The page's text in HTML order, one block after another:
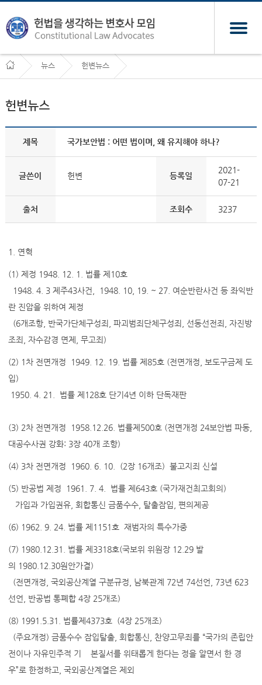
뉴스 헌변뉴스
헌변뉴스
제목 국가보안법 : 어떤 법이며, 왜 유지해야 하나?
글쓴이 헌변 등록일
2021-
07-21
출처 조회수 3237
1. 연혁
(1) 제정 1948. 12. 1. 법률 제10호
1948. 4. 3 제주43사건, 1948. 10, 19. ~ 27. 여순반란사건 등 좌익반
란 진압을 위하여 제정
(6개조항, 반국가단체구성죄, 파괴범죄단체구성죄, 선동선전죄, 자진방
조죄, 자수감경 면제, 무고죄)
(2) 1차 전면개정 1949. 12. 19. 법률 제85호 (전면개정, 보도구금제 도
입)
1950. 4. 21. 법률 제128호 단기4년 이하 단독재판
(3) 2차 전면개정 1958.12.26. 법률제500호 (전면개정 24보안법 파동,
대공수사권 강화: 3장 40개 조항)
(4) 3차 전면개정 1960. 6. 10. (2장 16개조) 불고지죄 신설
(5) 반공법 제정 1961. 7. 4. 법률 제643호 (국가재건최고회의)
가입과 가입권유, 회합통신 금품수수, 탈출잠입, 편의제공
(6) 1962. 9. 24. 법률 제1151호 재범자의 특수가중
(7) 1980.12.31. 법률 제3318호(국보위 위원장 12.29 발
의 1980.12.30원안가결)
(전면개정, 국외공산계열 구분규정, 남북관계 72년 74선언, 73년 623
선언, 반공법 통폐합 4장 25개조)
(8) 1991.5.31. 법률제4373호 (4장 25개조)
(주요개정) 금품수수 잠입탈출, 회합통신, 찬양고무죄를 “국가의 존립안
전이나 자유민주적 기 본질서를 위태롭게 한다는 정을 알면서 한 경
우”로 한정하고, 국외공산계열은 제외